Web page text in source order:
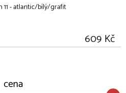
11 - atlantic/bílý/grafit
609 Kč
cena